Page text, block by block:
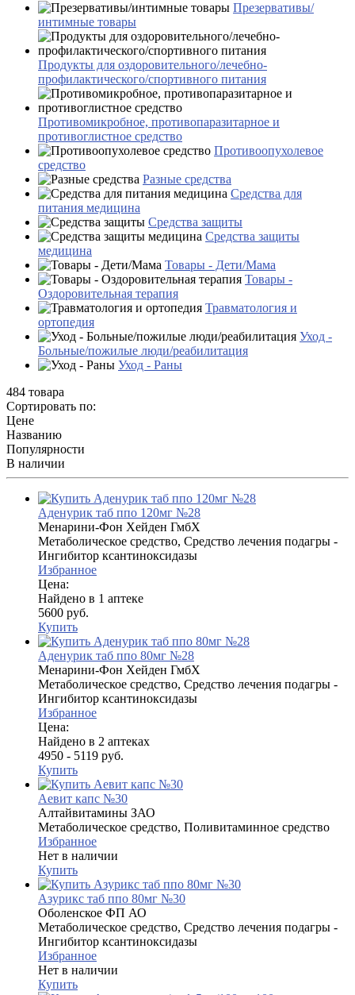
Презервативы/
интимные товары
Продукты для оздоровительного/лечебно-
профилактического/спортивного питания
Противомикробное, противопаразитарное и
противоглистное средство
Противоопухолевое
средство
Разные средства
Средства для
питания медицина
Средства защиты
Средства защиты
медицина
Товары - Дети/Мама
Товары -
Оздоровительная терапия
Травматология и
ортопедия
Уход -
Больные/пожилые люди/реабилитация
Уход - Раны
484 товара
Сортировать по:
Цене
Названию
Популярности
В наличии
Аденурик таб ппо 120мг №28
Менарини-Фон Хейден ГмбХ
Метаболическое средство, Средство лечения подагры -
Ингибитор ксантиноксидазы
Избранное
Цена:
Найдено в 1 аптеке
5600 руб.
Купить
Аденурик таб ппо 80мг №28
Менарини-Фон Хейден ГмбХ
Метаболическое средство, Средство лечения подагры -
Ингибитор ксантиноксидазы
Избранное
Цена:
Найдено в 2 аптеках
4950 - 5119 руб.
Купить
Аевит капс №30
Алтайвитамины ЗАО
Метаболическое средство, Поливитаминное средство
Избранное
Нет в наличии
Купить
Азурикс таб ппо 80мг №30
Оболенское ФП АО
Метаболическое средство, Средство лечения подагры -
Ингибитор ксантиноксидазы
Избранное
Нет в наличии
Купить